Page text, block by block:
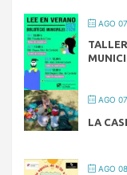
AGO
AGO
LA
AGO